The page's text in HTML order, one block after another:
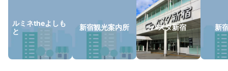
保管できる荷物数
23/ ¥500小:28
支払い方法
ルミネtheよしも
と
新宿観光案内所 バスタ新宿 新